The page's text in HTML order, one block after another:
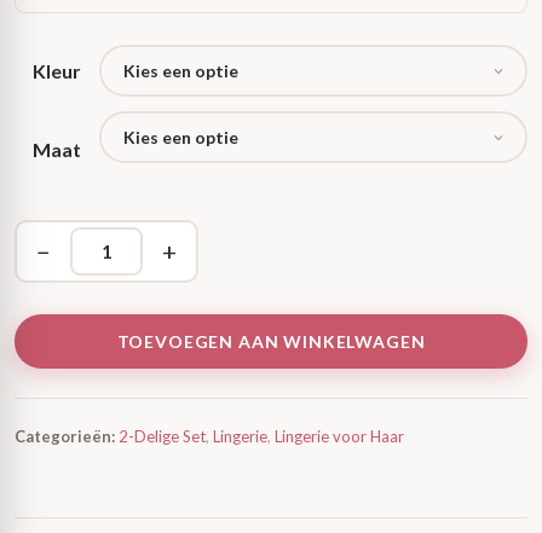
Kleur
Maat
− +
TOEVOEGEN AAN WINKELWAGEN
Categorieën: 2-Delige Set, Lingerie, Lingerie voor Haar